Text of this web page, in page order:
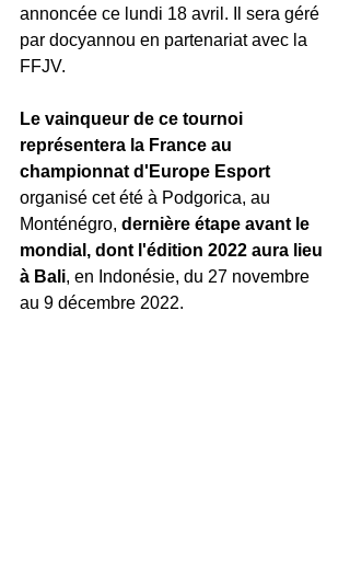
annoncée ce lundi 18 avril. Il sera géré
par docyannou en partenariat avec la
FFJV.
Le vainqueur de ce tournoi
représentera la France au
championnat d'Europe Esport
organisé cet été à Podgorica, au
Monténégro, dernière étape avant le
mondial, dont l'édition 2022 aura lieu
à Bali, en Indonésie, du 27 novembre
au 9 décembre 2022.